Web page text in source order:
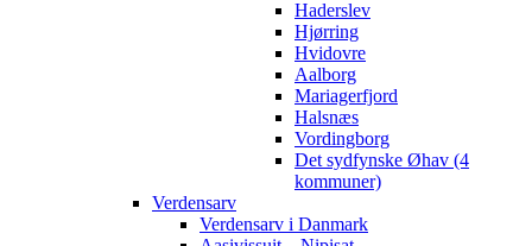
Haderslev
Hjørring
Hvidovre
Aalborg
Mariagerfjord
Halsnæs
Vordingborg
Det sydfynske Øhav (4
kommuner)
Verdensarv
Verdensarv i Danmark